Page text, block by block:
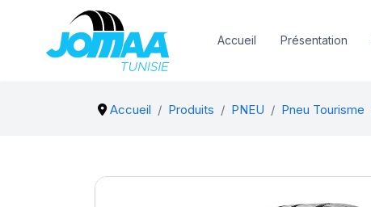
Accueil Présentation
Accueil Produits PNEU Pneu Tourisme